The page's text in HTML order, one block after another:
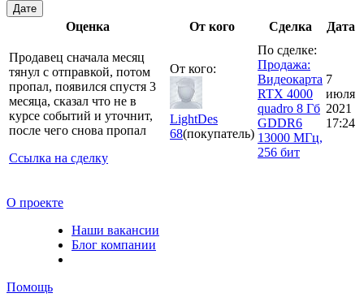
Дате
Оценка От кого Сделка Дата
Продавец сначала месяц
тянул с отправкой, потом
пропал, появился спустя 3
месяца, сказал что не в
курсе событий и уточнит,
после чего снова пропал
Ссылка на сделку
От кого:
LightDes
68(покупатель)
По сделке:
Продажа:
Видеокарта
RTX 4000
quadro 8 Гб
GDDR6
13000 МГц,
256 бит
7
июля
2021
17:24
О проекте
Наши вакансии
Блог компании
Помощь